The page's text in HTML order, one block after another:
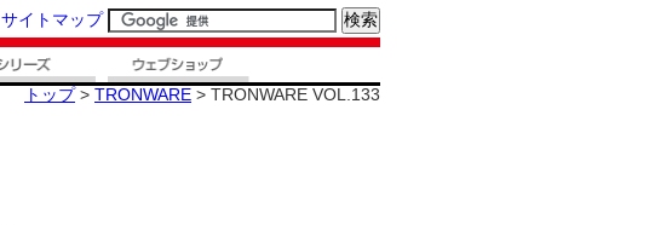
トップ> TRONWARE > TRONWARE VOL.133
サイトマップ